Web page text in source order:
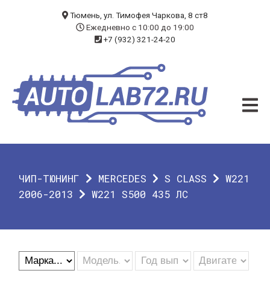
ЧИП-ТЮНИНГ
ДИАГНОСТИКА
О КОМПАНИИ
ГАРАНТИЯ
Тюмень, ул. Тимофея Чаркова, 8 ст8
Ежедневно с 10:00 до 19:00
+7 (932) 321-24-20
ЧИП-ТЮНИНГ MERCEDES S CLASS
W221
2006-2013
W221 S500 435 ЛС